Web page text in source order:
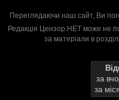
Переглядаючи наш сайт, Ви
Редакція Цензор.НЕТ може не
за матеріали в
за
за